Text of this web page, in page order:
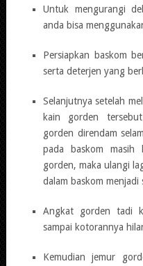
Untuk mengurangi
anda bisa
Persiapkan baskom
serta deterjen yang
Selanjutnya setelah
kain gorden
gorden direndam
pada baskom
gorden, maka ulangi
dalam baskom menjadi
Angkat gorden tadi
sampai kotorannya
Kemudian jemur